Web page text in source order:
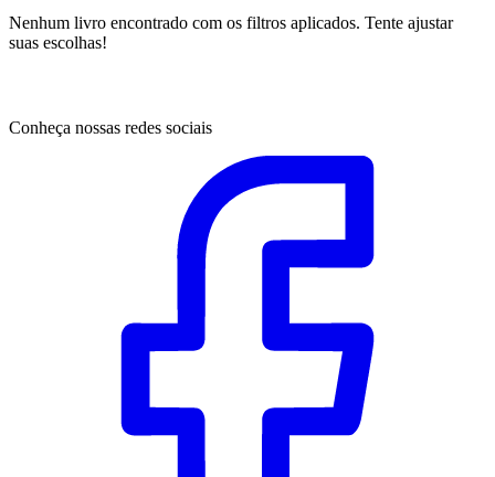
Nenhum livro encontrado com os filtros aplicados. Tente ajustar
suas escolhas!
Conheça nossas redes sociais